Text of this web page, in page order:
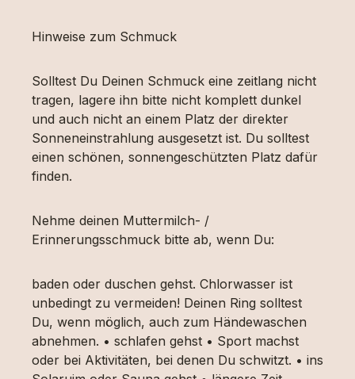
Hinweise zum Schmuck
Solltest Du Deinen Schmuck eine zeitlang nicht
tragen, lagere ihn bitte nicht komplett dunkel
und auch nicht an einem Platz der direkter
Sonneneinstrahlung ausgesetzt ist. Du solltest
einen schönen, sonnengeschützten Platz dafür
finden.
Nehme deinen Muttermilch- /
Erinnerungsschmuck bitte ab, wenn Du:
baden oder duschen gehst. Chlorwasser ist
unbedingt zu vermeiden! Deinen Ring solltest
Du, wenn möglich, auch zum Händewaschen
abnehmen. • schlafen gehst • Sport machst
oder bei Aktivitäten, bei denen Du schwitzt. • ins